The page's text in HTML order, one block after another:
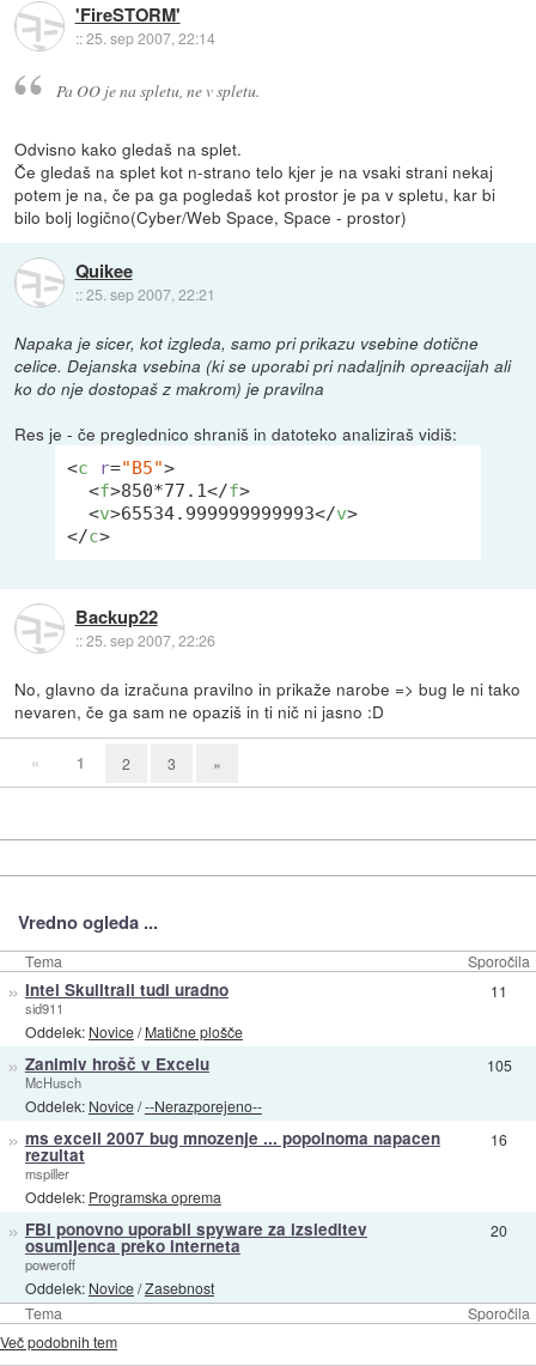
'FireSTORM'
::25. sep 2007, 22:14
Pa OO je na spletu, ne v spletu.
Odvisno kako gledaš na splet.
Če gledaš na splet kot n-strano telo kjer je na vsaki strani nekaj
potem je na, če pa ga pogledaš kot prostor je pa v spletu, kar bi
bilo bolj logično(Cyber/Web Space, Space - prostor)
Quikee
::25. sep 2007, 22:21
Napaka je sicer, kot izgleda, samo pri prikazu vsebine dotične
celice. Dejanska vsebina (ki se uporabi pri nadaljnih opreacijah ali
ko do nje dostopaš z makrom) je pravilna
Res je - če preglednico shraniš in datoteko analiziraš vidiš:
<c r="B5">
<f>850*77.1</f>
<v>65534.999999999993</v>
</c>
Backup22
::25. sep 2007, 22:26
No, glavno da izračuna pravilno in prikaže narobe => bug le ni tako
nevaren, če ga sam ne opaziš in ti nič ni jasno :D
« 1 2 3 »
Vredno ogleda ...
Tema Sporočila
Tema Sporočila
» Intel Skulltrail tudi uradno
sid911
Oddelek: Novice/Matične plošče
11
» Zanimiv hrošč v Excelu
McHusch
Oddelek: Novice/--Nerazporejeno--
105
» ms excell 2007 bug mnozenje ... popolnoma napacen
rezultat
mspiller
Oddelek: Programska oprema
16
» FBI ponovno uporabil spyware za izsleditev
osumljenca preko interneta
poweroff
Oddelek: Novice/Zasebnost
20
Več podobnih tem